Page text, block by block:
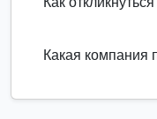
Какая компания